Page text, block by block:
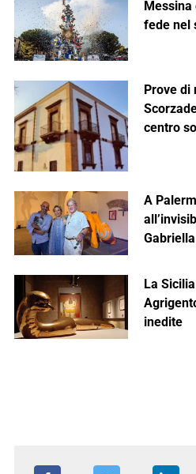
Messina
fede nel
Prove di
centro
A
La
inedite